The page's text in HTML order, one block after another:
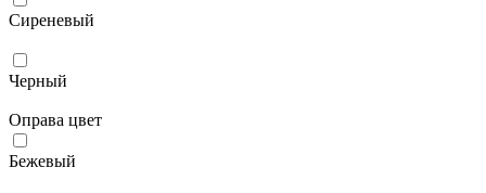
Сиреневый
Черный
Оправа цвет
Бежевый